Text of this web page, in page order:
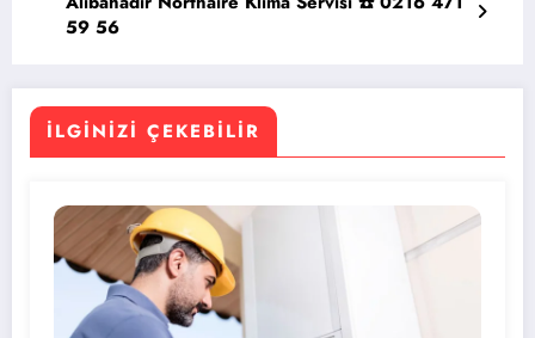
59 56
İLGINIZI ÇEKEBILIR